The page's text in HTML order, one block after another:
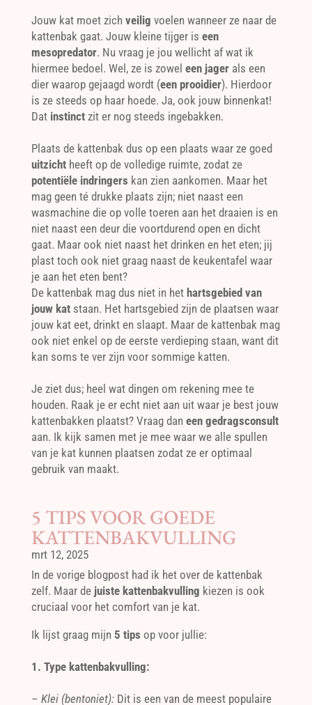
Jouw kat moet zich veilig voelen wanneer ze naar de
kattenbak gaat. Jouw kleine tijger is een
mesopredator. Nu vraag je jou wellicht af wat ik
hiermee bedoel. Wel, ze is zowel een jagerals een
dier waarop gejaagd wordt (een prooidier). Hierdoor
is ze steeds op haar hoede. Ja, ook jouw binnenkat!
Dat instinctzit er nog steeds ingebakken.
Plaats de kattenbak dus op een plaats waar ze goed
uitzichtheeft op de volledige ruimte, zodat ze
potentiële indringers kan zien aankomen. Maar het
mag geen té drukke plaats zijn; niet naast een
wasmachine die op volle toeren aan het draaien is en
niet naast een deur die voortdurend open en dicht
gaat. Maar ook niet naast het drinken en het eten; jij
plast toch ook niet graag naast de keukentafel waar
je aan het eten bent?
De kattenbak mag dus niet in het hartsgebied van
jouw katstaan. Het hartsgebied zijn de plaatsen waar
jouw kat eet, drinkt en slaapt. Maar de kattenbak mag
ook niet enkel op de eerste verdieping staan, want dit
kan soms te ver zijn voor sommige katten.
Je ziet dus; heel wat dingen om rekening mee te
houden. Raak je er echt niet aan uit waar je best jouw
kattenbakken plaatst? Vraag dan een gedragsconsult
aan. Ik kijk samen met je mee waar we alle spullen
van je kat kunnen plaatsen zodat ze er optimaal
gebruik van maakt.
5 TIPS VOOR GOEDE
KATTENBAKVULLING
mrt 12, 2025
In de vorige blogpost had ik het over de kattenbak
zelf. Maar de juiste kattenbakvulling kiezen is ook
cruciaal voor het comfort van je kat.
Ik lijst graag mijn 5 tips op voor jullie:
1. Type kattenbakvulling:
– Klei (bentoniet):Dit is een van de meest populaire